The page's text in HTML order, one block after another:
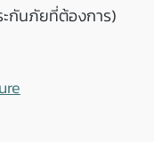
กันภัยที่ต้องการ)